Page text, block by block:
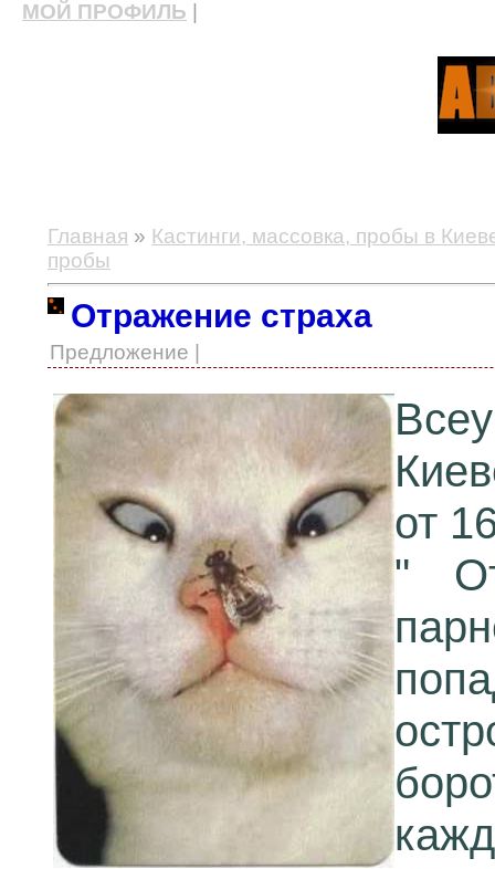
МОЙ ПРОФИЛЬ
Главная » Кастинги, массовка, пробы в
пробы
Отражение страха
Предложение |
от
"